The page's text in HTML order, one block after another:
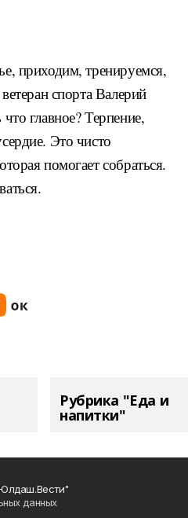
приходим, тренируемся,
спорта Валерий
главное? Терпение,
Это чисто
помогает собраться.
Рубрика "Еда и
напитки"
данных